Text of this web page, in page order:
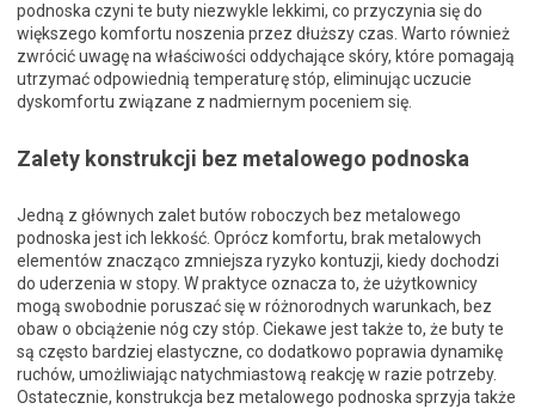
podnoska czyni te buty niezwykle lekkimi, co przyczynia się do
większego komfortu noszenia przez dłuższy czas. Warto również
zwrócić uwagę na właściwości oddychające skóry, które pomagają
utrzymać odpowiednią temperaturę stóp, eliminując uczucie
dyskomfortu związane z nadmiernym poceniem się.
Zalety konstrukcji bez metalowego podnoska
Jedną z głównych zalet butów roboczych bez metalowego
podnoska jest ich lekkość. Oprócz komfortu, brak metalowych
elementów znacząco zmniejsza ryzyko kontuzji, kiedy dochodzi
do uderzenia w stopy. W praktyce oznacza to, że użytkownicy
mogą swobodnie poruszać się w różnorodnych warunkach, bez
obaw o obciążenie nóg czy stóp. Ciekawe jest także to, że buty te
są często bardziej elastyczne, co dodatkowo poprawia dynamikę
ruchów, umożliwiając natychmiastową reakcję w razie potrzeby.
Ostatecznie, konstrukcja bez metalowego podnoska sprzyja także